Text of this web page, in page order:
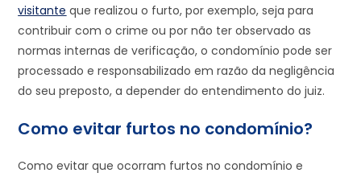
visitante que realizou o furto, por exemplo, seja para
contribuir com o crime ou por não ter observado as
normas internas de verificação, o condomínio pode ser
processado e responsabilizado em razão da negligência
do seu preposto, a depender do entendimento do juiz.
Como evitar furtos no condomínio?
Como evitar que ocorram furtos no condomínio e